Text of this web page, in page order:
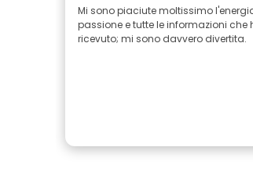
Mi sono piaciute moltissimo
passione e tutte le informazioni che
ricevuto; mi sono davvero divertita.